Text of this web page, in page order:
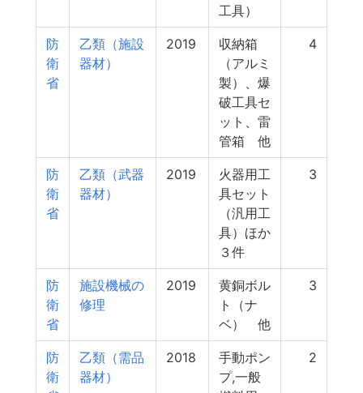
工具）
防
衛
省
乙類（施設
器材）
2019
収納箱
（アルミ
製）、爆
破工具セ
ット、雷
管箱 他
4
防
衛
省
乙類（武器
器材）
2019
火器用工
具セット
（汎用工
具）ほか
３件
3
防
衛
省
施設機械の
修理
2019
黄銅ボル
ト（ナ
ベ） 他
3
防
衛
乙類（需品
器材）
2018
手動ポン
プ,一般
2